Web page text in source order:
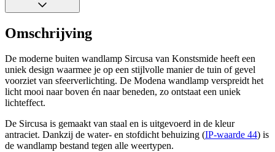
Omschrijving
De moderne buiten wandlamp Sircusa van Konstsmide heeft een
uniek design waarmee je op een stijlvolle manier de tuin of gevel
voorziet van sfeerverlichting. De Modena wandlamp verspreidt het
licht mooi naar boven én naar beneden, zo ontstaat een uniek
lichteffect.
De Sircusa is gemaakt van staal en is uitgevoerd in de kleur
antraciet. Dankzij de water- en stofdicht behuizing (IP-waarde 44) is
de wandlamp bestand tegen alle weertypen.